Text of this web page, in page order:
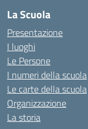
La Scuola
Presentazione
I luoghi
Le Persone
I numeri della scuola
Le carte della scuola
Organizzazione
La storia